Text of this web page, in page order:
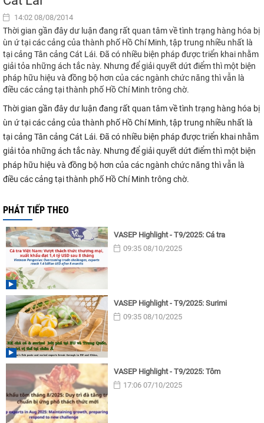
14:02 08/08/2014
Thời gian gần đây dư luận đang rất quan tâm về tình trạng hàng hóa bị
ùn ứ tại các cảng của thành phố Hồ Chí Minh, tập trung nhiều nhất là
tại cảng Tân cảng Cát Lái. Đã có nhiều biện pháp được triển khai nhằm
giải tỏa những ách tắc này. Nhưng để giải quyết dứt điểm thì một biện
pháp hữu hiệu và đồng bộ hơn của các ngành chức năng thì vẫn là
điều các cảng tại thành phố Hồ Chí Minh trông chờ.
Thời gian gần đây dư luận đang rất quan tâm về tình trạng hàng hóa bị
ùn ứ tại các cảng của thành phố Hồ Chí Minh, tập trung nhiều nhất là
tại cảng Tân cảng Cát Lái. Đã có nhiều biện pháp được triển khai nhằm
giải tỏa những ách tắc này. Nhưng để giải quyết dứt điểm thì một biện
pháp hữu hiệu và đồng bộ hơn của các ngành chức năng thì vẫn là
điều các cảng tại thành phố Hồ Chí Minh trông chờ.
PHÁT TIẾP THEO
VASEP Highlight - T9/2025: Cá tra
09:35 08/10/2025
VASEP Highlight - T9/2025: Surimi
09:35 08/10/2025
VASEP Highlight - T9/2025: Tôm
17:06 07/10/2025